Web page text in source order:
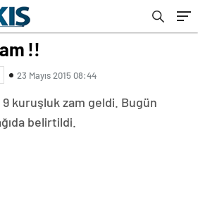
!!
23 Mayıs 2015 08:44
9 kuruşluk zam geldi. Bugün
belirtildi.